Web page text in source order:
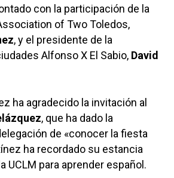
con la participación de la
of Two Toledos,
, y el presidente de la
Alfonso X El Sabio, David
ha agradecido la invitación al
, que ha dado la
de «conocer la fiesta
ha recordado su estancia
UCLM para aprender español.